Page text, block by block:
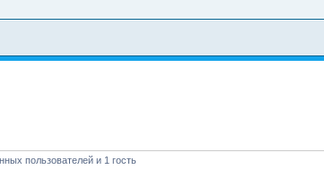
пользователей и 1 гость